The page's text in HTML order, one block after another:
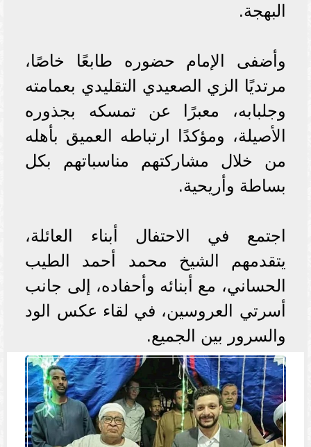
البهجة.
وأضفى الإمام حضوره طابعًا خاصًا،
مرتديًا الزي الصعيدي التقليدي بعمامته
وجلبابه، معبرًا عن تمسكه بجذوره
الأصيلة، ومؤكدًا ارتباطه العميق بأهله
من خلال مشاركتهم مناسباتهم بكل
بساطة وأريحية.
اجتمع في الاحتفال أبناء العائلة،
يتقدمهم الشيخ محمد أحمد الطيب
الحساني، مع أبنائه وأحفاده، إلى جانب
أسرتي العروسين، في لقاء عكس الود
والسرور بين الجميع.